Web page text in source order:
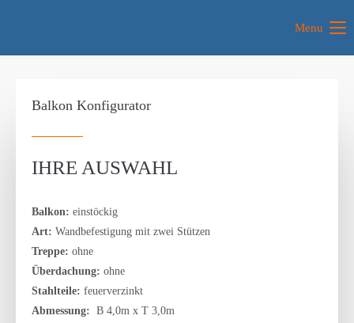
Menu
Balkon Konfigurator
IHRE AUSWAHL
Balkon: einstöckig
Art:Wandbefestigung mit zwei Stützen
Treppe:ohne
Überdachung: ohne
Stahlteile: feuerverzinkt
Abmessung:B 4,0m x T 3,0m